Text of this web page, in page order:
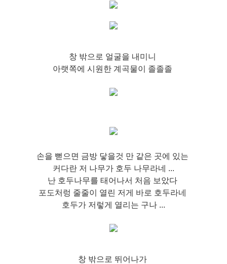
창 밖으로 얼굴을 내미니
아랫쪽에 시원한 계곡물이 졸졸졸
손을 뻗으면 금방 닿을것 만 같은 곳에 있는
커다란 저 나무가 호두 나무라네 ...
난 호두나무를 태어나서 처음 보았다
포도처렁 줄줄이 열린 저게 바로 호두라네
호두가 저렇게 열리는 구나 ...
창 밖으로 뛰어나가